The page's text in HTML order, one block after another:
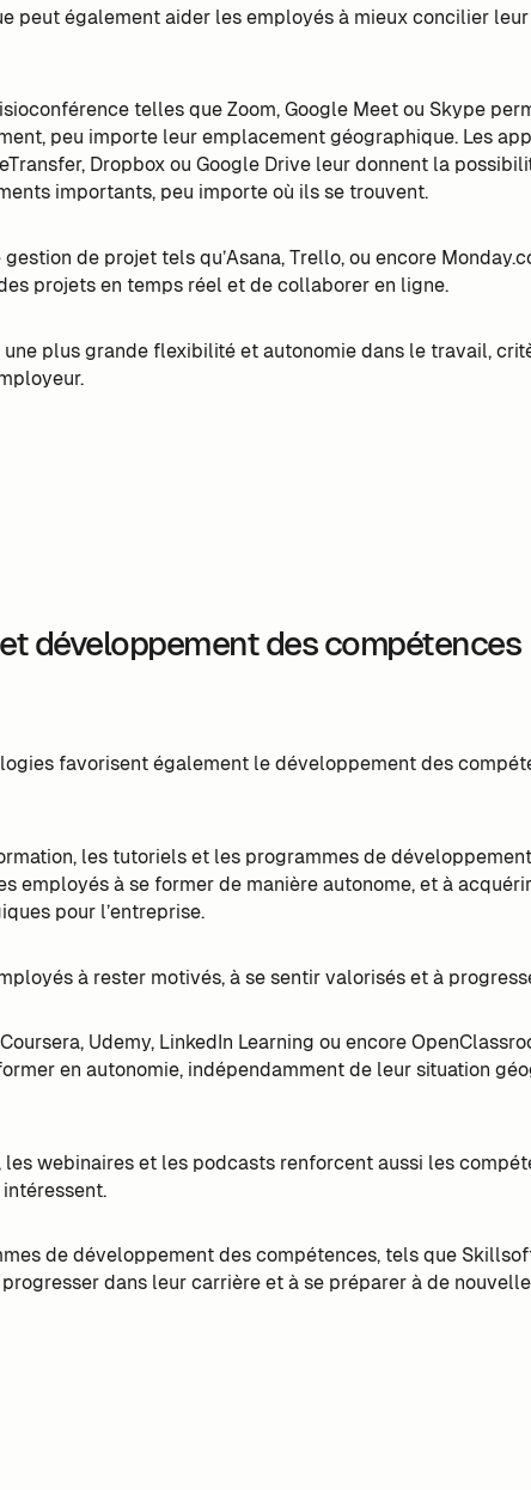
peut également aider les employés à mieux concilier leur
telles que Zoom, Google Meet ou Skype
peu importe leur emplacement géographique. Les
Dropbox ou Google Drive leur donnent la
importants, peu importe où ils se trouvent.
de projet tels qu’Asana, Trello, ou encore
projets en temps réel et de collaborer en ligne.
plus grande flexibilité et autonomie dans le travail,
développement des compétences
favorisent également le développement des
les tutoriels et les programmes de
employés à se former de manière autonome, et à
pour l’entreprise.
à rester motivés, à se sentir valorisés et à
Udemy, LinkedIn Learning ou encore
en autonomie, indépendamment de leur situation
les webinaires et les podcasts renforcent aussi les
de développement des compétences, tels que
dans leur carrière et à se préparer à de